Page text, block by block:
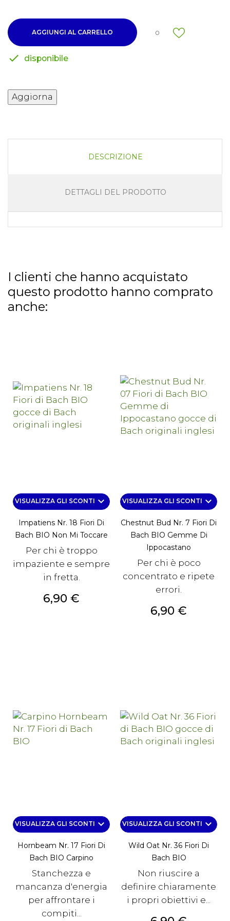
AGGIUNGI AL CARRELLO 0
 disponibile
DESCRIZIONE
DETTAGLI DEL PRODOTTO
I clienti che hanno acquistato
questo prodotto hanno comprato
anche:
VISUALIZZA GLI SCONTI keyboard_arrow_down
Impatiens Nr. 18 Fiori Di
Bach BIO Non Mi Toccare
Per chi è troppo
impaziente e sempre
in fretta.
Prezzo
6,90 €
VISUALIZZA GLI SCONTI keyboard_arrow_down
Chestnut Bud Nr. 7 Fiori Di
Bach BIO Gemme Di
Ippocastano
Per chi è poco
concentrato e ripete
errori.
Prezzo
6,90 €
VISUALIZZA GLI SCONTI keyboard_arrow_down
Hornbeam Nr. 17 Fiori Di
Bach BIO Carpino
Stanchezza e
mancanza d'energia
per affrontare i
compiti...
VISUALIZZA GLI SCONTI keyboard_arrow_down
Wild Oat Nr. 36 Fiori Di
Bach BIO
Non riuscire a
definire chiaramente
i propri obiettivi e...